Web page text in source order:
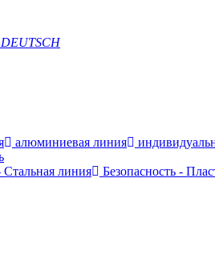
DEUTSCH
алюминиевая линия
линия Безопасность -